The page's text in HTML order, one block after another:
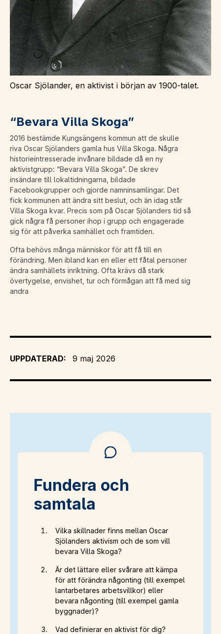
Oscar Sjölander, en aktivist i början av 1900-talet.
“Bevara Villa Skoga”
2016 bestämde Kungsängens kommun att de skulle
riva Oscar Sjölanders gamla hus Villa Skoga. Några
historieintresserade invånare bildade då en ny
aktivistgrupp: “Bevara Villa Skoga”. De skrev
insändare till lokaltidningarna, bildade
Facebookgrupper och gjorde namninsamlingar. Det
fick kommunen att ändra sitt beslut, och än idag står
Villa Skoga kvar. Precis som på Oscar Sjölanders tid så
gick några få personer ihop i grupp och engagerade
sig för att påverka samhället och framtiden.
Ofta behövs många människor för att få till en
förändring. Men ibland kan en eller ett fåtal personer
ändra samhällets inriktning. Ofta krävs då stark
övertygelse, envishet, tur och förmågan att få med sig
andra
UPPDATERAD: 9 maj 2026
Fundera och
samtala
Vilka skillnader finns mellan Oscar
Sjölanders aktivism och de som vill
bevara Villa Skoga?
Är det lättare eller svårare att kämpa
för att förändra någonting (till exempel
lantarbetares arbetsvillkor) eller
bevara någonting (till exempel gamla
byggnader)?
Vad definierar en aktivist för dig?